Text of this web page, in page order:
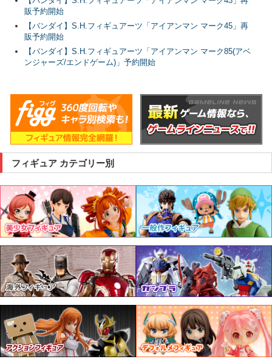
販予約開始
【バンダイ】S.H.フィギュアーツ「アイアンマン マーク45」再
販予約開始
【バンダイ】S.H.フィギュアーツ「アイアンマン マーク85(アベ
ンジャーズ/エンドゲーム)」予約開始
フィギュア カテゴリー別